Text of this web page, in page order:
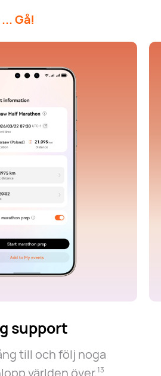
Gå!
support
till och följ noga
världen över⁠,⁠13